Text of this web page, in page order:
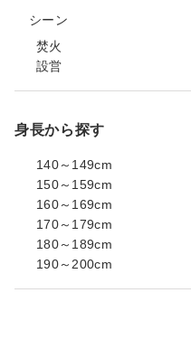
シーン
焚火
設営
身長から探す
140～149cm
150～159cm
160～169cm
170～179cm
180～189cm
190～200cm